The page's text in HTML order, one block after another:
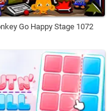
Go Happy Stage 1072